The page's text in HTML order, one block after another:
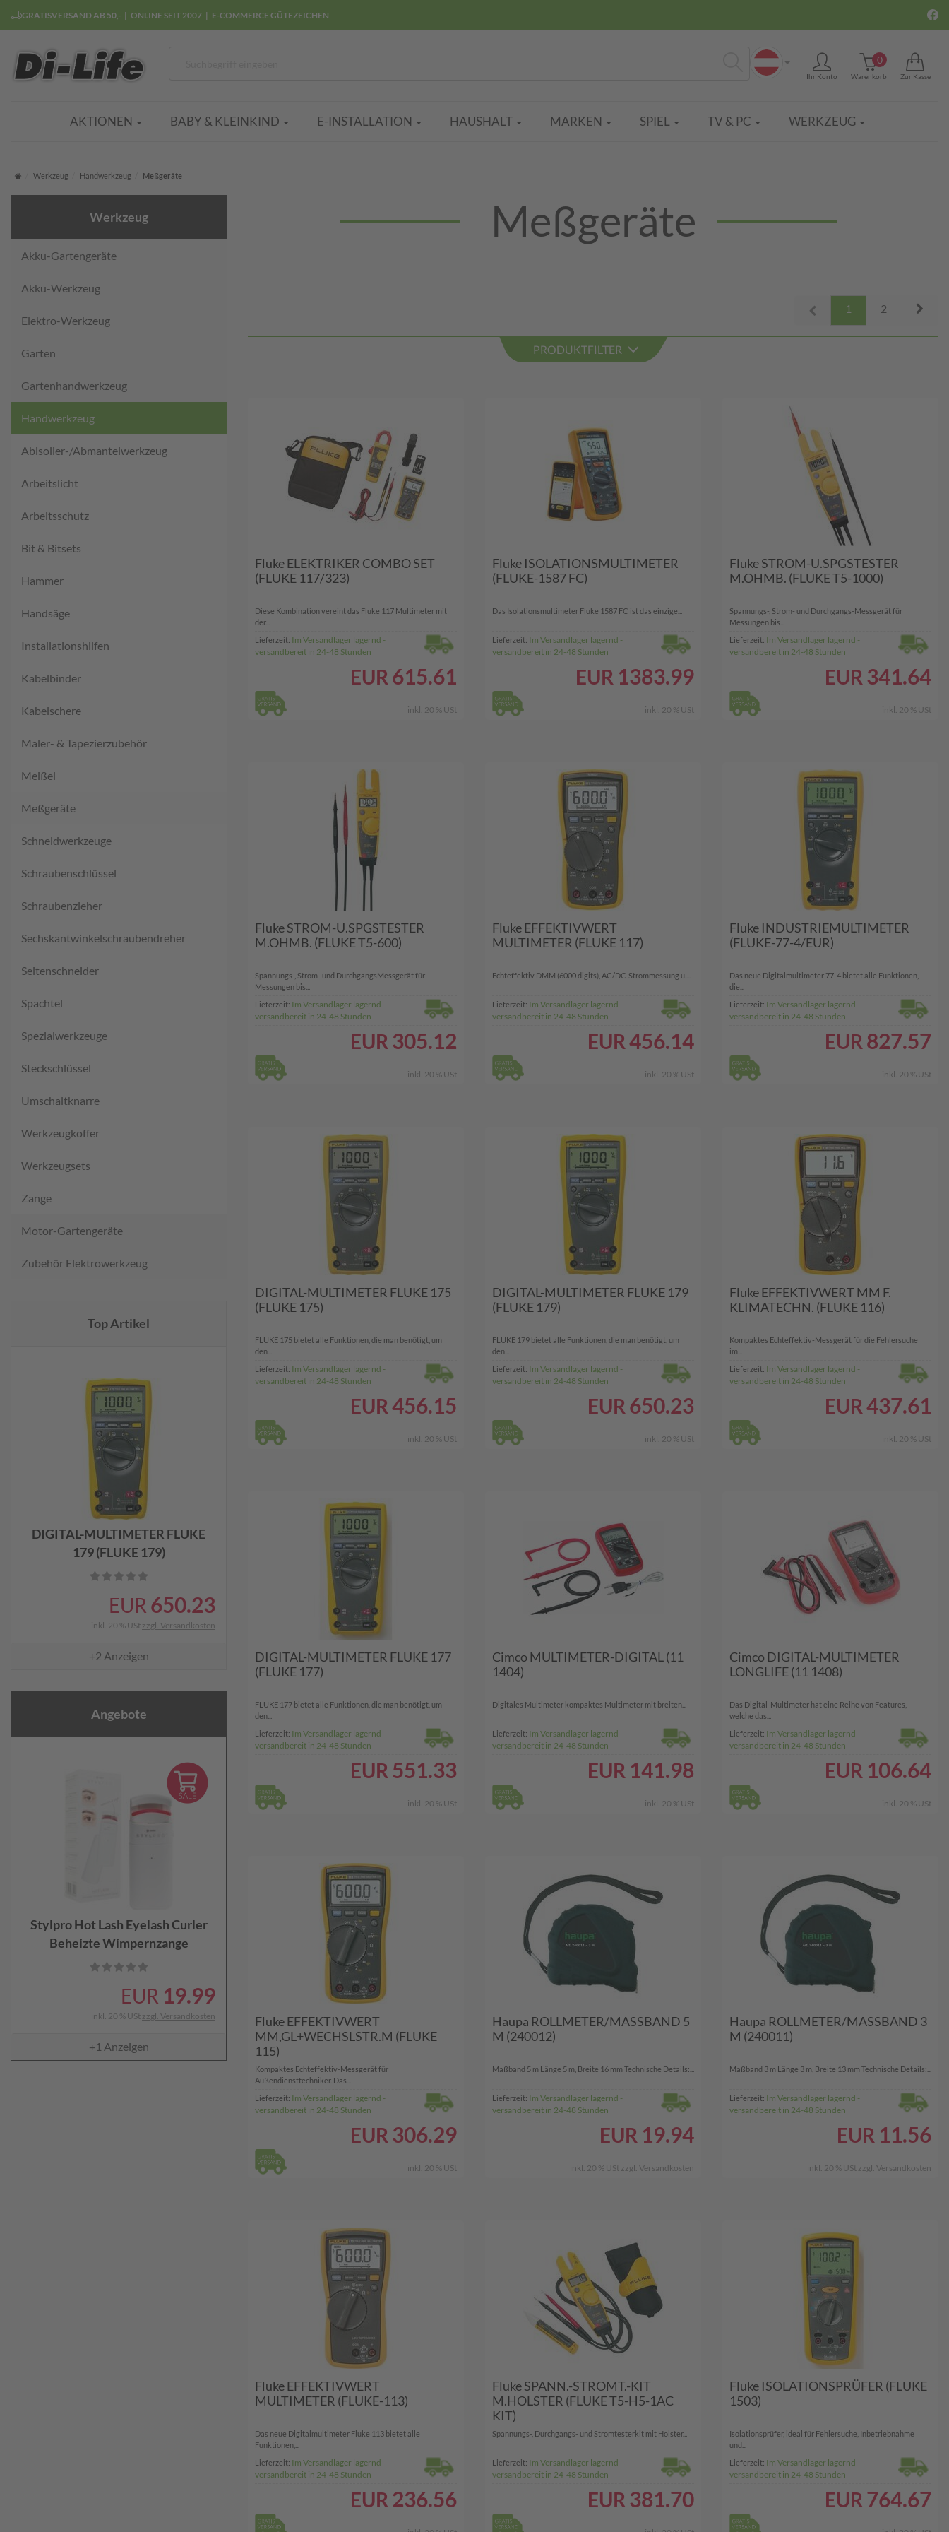
GRATISVERSAND AB 50,- ONLINE SEIT 2007 E-COMMERCE GÜTEZEICHEN
Suchen Ihr Konto Warenkorb
0
Zur Kasse
AKTIONEN BABY & KLEINKIND E-INSTALLATION HAUSHALT MARKEN SPIEL TV & PC WERKZEUG
Startseite
Werkzeug Handwerkzeug Meßgeräte
Werkzeug
Akku-Gartengeräte
Akku-Werkzeug
Elektro-Werkzeug
Garten
Gartenhandwerkzeug
Handwerkzeug
Abisolier-/Abmantelwerkzeug
Arbeitslicht
Arbeitsschutz
Bit & Bitsets
Hammer
Handsäge
Installationshilfen
Kabelbinder
Kabelschere
Maler- & Tapezierzubehör
Meißel
Meßgeräte
Schneidwerkzeuge
Schraubenschlüssel
Schraubenzieher
Sechskantwinkelschraubendreher
Seitenschneider
Spachtel
Spezialwerkzeuge
Steckschlüssel
Umschaltknarre
Werkzeugkoffer
Werkzeugsets
Zange
Motor-Gartengeräte
Zubehör Elektrowerkzeug
Top Artikel
DIGITAL-MULTIMETER FLUKE
179 (FLUKE 179)
EUR 650.23
inkl. 20 % USt zzgl. Versandkosten
+2 Anzeigen
Angebote
Stylpro Hot Lash Eyelash Curler
Beheizte Wimpernzange
EUR 19.99
inkl. 20 % USt zzgl. Versandkosten
+1 Anzeigen
Meßgeräte
1 2
PRODUKTFILTER
Fluke ELEKTRIKER COMBO SET
(FLUKE 117/323)
Diese Kombination vereint das Fluke 117 Multimeter mit
der...
Lieferzeit: Im Versandlager lagernd -
versandbereit in 24-48 Stunden
EUR 615.61
inkl. 20 % USt
Fluke ISOLATIONSMULTIMETER
(FLUKE-1587 FC)
Das Isolationsmultimeter Fluke 1587 FC ist das einzige...
Lieferzeit: Im Versandlager lagernd -
versandbereit in 24-48 Stunden
EUR 1383.99
inkl. 20 % USt
Fluke STROM-U.SPGSTESTER
M.OHMB. (FLUKE T5-1000)
Spannungs-, Strom- und Durchgangs-Messgerät für
Messungen bis...
Lieferzeit: Im Versandlager lagernd -
versandbereit in 24-48 Stunden
EUR 341.64
inkl. 20 % USt
Fluke STROM-U.SPGSTESTER
M.OHMB. (FLUKE T5-600)
Spannungs-, Strom- und DurchgangsMessgerät für
Messungen bis...
Lieferzeit: Im Versandlager lagernd -
versandbereit in 24-48 Stunden
EUR 305.12
inkl. 20 % USt
Fluke EFFEKTIVWERT
MULTIMETER (FLUKE 117)
Echteffektiv DMM (6000 digits), AC/DC-Strommessung u....
Lieferzeit: Im Versandlager lagernd -
versandbereit in 24-48 Stunden
EUR456.14
inkl. 20 % USt
Fluke INDUSTRIEMULTIMETER
(FLUKE-77-4/EUR)
Das neue Digitalmultimeter 77-4 bietet alle Funktionen,
die...
Lieferzeit: Im Versandlager lagernd -
versandbereit in 24-48 Stunden
EUR 827.57
inkl. 20 % USt
DIGITAL-MULTIMETER FLUKE 175
(FLUKE 175)
FLUKE 175 bietet alle Funktionen, die man benötigt, um
den...
Lieferzeit: Im Versandlager lagernd -
versandbereit in 24-48 Stunden
EUR456.15
inkl. 20 % USt
DIGITAL-MULTIMETER FLUKE 179
(FLUKE 179)
FLUKE 179 bietet alle Funktionen, die man benötigt, um
den...
Lieferzeit: Im Versandlager lagernd -
versandbereit in 24-48 Stunden
EUR 650.23
inkl. 20 % USt
Fluke EFFEKTIVWERT MM F.
KLIMATECHN. (FLUKE 116)
Kompaktes Echteffektiv-Messgerät für die Fehlersuche
im...
Lieferzeit: Im Versandlager lagernd -
versandbereit in 24-48 Stunden
EUR437.61
inkl. 20 % USt
DIGITAL-MULTIMETER FLUKE 177
(FLUKE 177)
FLUKE 177 bietet alle Funktionen, die man benötigt, um
den...
Lieferzeit: Im Versandlager lagernd -
versandbereit in 24-48 Stunden
EUR 551.33
inkl. 20 % USt
Cimco MULTIMETER-DIGITAL (11
1404)
Digitales Multimeter kompaktes Multimeter mit breiten...
Lieferzeit: Im Versandlager lagernd -
versandbereit in 24-48 Stunden
EUR 141.98
inkl. 20 % USt
Cimco DIGITAL-MULTIMETER
LONGLIFE (11 1408)
Das Digital-Multimeter hat eine Reihe von Features,
welche das...
Lieferzeit: Im Versandlager lagernd -
versandbereit in 24-48 Stunden
EUR 106.64
inkl. 20 % USt
Fluke EFFEKTIVWERT
MM,GL+WECHSLSTR.M (FLUKE
115)
Kompaktes Echteffektiv-Messgerät für
Außendiensttechniker. Das...
Lieferzeit: Im Versandlager lagernd -
versandbereit in 24-48 Stunden
EUR 306.29
inkl. 20 % USt
Haupa ROLLMETER/MASSBAND 5
M (240012)
Maßband 5 m Länge 5 m, Breite 16 mm Technische Details:...
Lieferzeit: Im Versandlager lagernd -
versandbereit in 24-48 Stunden
EUR 19.94
inkl. 20 % USt zzgl. Versandkosten
Haupa ROLLMETER/MASSBAND 3
M (240011)
Maßband 3 m Länge 3 m, Breite 13 mm Technische Details:...
Lieferzeit: Im Versandlager lagernd -
versandbereit in 24-48 Stunden
EUR 11.56
inkl. 20 % USt zzgl. Versandkosten
Fluke EFFEKTIVWERT
MULTIMETER (FLUKE-113)
Das neue Digitalmultimeter Fluke 113 bietet alle
Funktionen,...
Lieferzeit: Im Versandlager lagernd -
versandbereit in 24-48 Stunden
EUR 236.56
Fluke SPANN.-STROMT.-KIT
M.HOLSTER (FLUKE T5-H5-1AC
KIT)
Spannungs-, Durchgangs- und Stromtesterkit mit Holster...
Lieferzeit: Im Versandlager lagernd -
versandbereit in 24-48 Stunden
EUR 381.70
Fluke ISOLATIONSPRÜFER (FLUKE
1503)
Isolationsprüfer, ideal für Fehlersuche, Inbetriebnahme
und...
Lieferzeit: Im Versandlager lagernd -
versandbereit in 24-48 Stunden
EUR 764.67